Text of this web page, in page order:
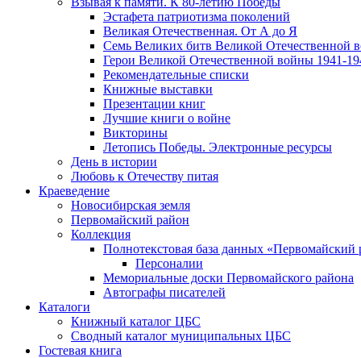
Эcтафета патриотизма поколений
Великая Отечественная. От А до Я
Семь Великих битв Великой Отечественной
Герои Великой Отечественной войны 1941-
Рекомендательные списки
Книжные выставки
Презентации книг
Лучшие книги о войне
Викторины
Летопись Победы. Электронные ресурсы
День в истории
Любовь к Отечеству питая
Краеведение
Новосибирская земля
Первомайский район
Коллекция
Полнотекстовая база данных «Первомайский
Персоналии
Мемориальные доски Первомайского района
Автографы писателей
Каталоги
Книжный каталог ЦБС
Сводный каталог муниципальных ЦБС
Гостевая книга